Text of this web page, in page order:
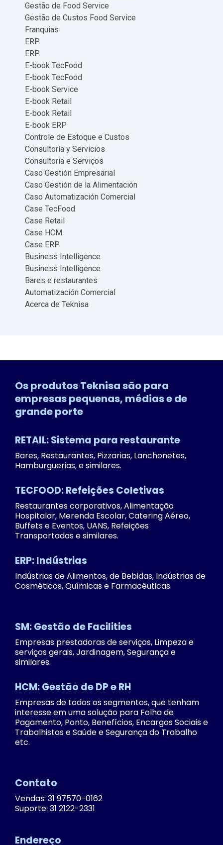
Gestão de Food Service
Gestão de Custos Food Service
Franquias
ERP
ERP
E-book TecFood
E-book TecFood
E-book Service
E-book Retail
E-book Retail
E-book ERP
Controle de Estoque e Custos
Consultoría y Servicios
Consultoria e Serviços
Caso Gestión Empresarial
Caso Gestión de la Alimentación
Caso Automatización Comercial
Case TecFood
Case Retail
Case HCM
Case ERP
Business Intelligence
Business Intelligence
Bares e restaurantes
Automatización Comercial
Acerca de Teknisa
Os produtos Teknisa são para
empresas pequenas, médias e de
grande porte
RETAIL: Sistema para restaurante
Bares, Restaurantes, Pizzarias, Lanchonetes,
Hamburguerias, e similares.
TECFOOD: Refeições Coletivas
Restaurantes corporativos, Alimentação
Hospitalar, Merenda Escolar, Catering Aéreo,
Buffets e Eventos, UANS, Refeições
Transportadas e similares.
ERP: Indústrias
Indústrias de Alimentos, de Bebidas, Indústrias de
Cosméticos, Químicas e Farmacêuticas.
SM: Gestão de Facilities
Empresas prestadoras de serviços, Limpeza e
serviços gerais, Jardinagem, Segurança e
similares.
HCM: Gestão de DP e RH
Empresas de todos os segmentos, que tenham
interesse em uma solução para Folha de
Pagamento, Ponto, Benefícios, Encargos Sociais e
Trabalhistas e Saúde e Segurança do Trabalho
etc.
Contato
Vendas: 31 97570-0162
Suporte: 31 2122-2331
Endereço